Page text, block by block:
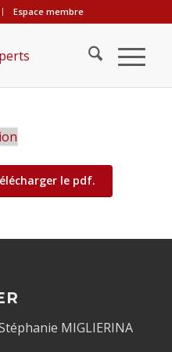
Espace membre
le pdf.
MIGLIERINA